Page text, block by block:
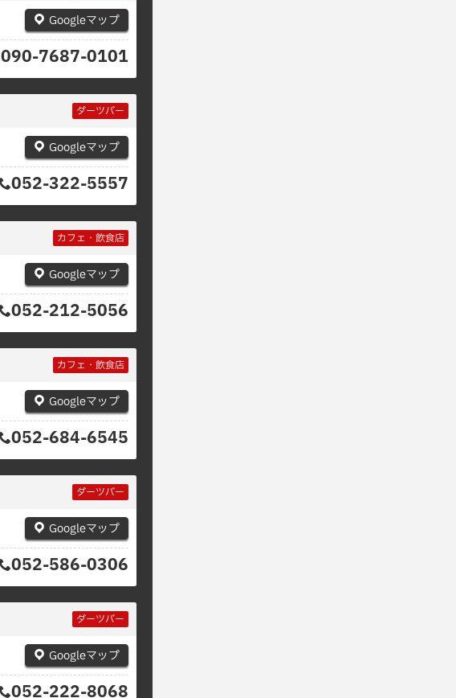
Googleマップ
090-7687-0101
ダーツバー
Googleマップ
052-322-5557
カフェ・飲食店
Googleマップ
052-212-5056
カフェ・飲食店
Googleマップ
052-684-6545
ダーツバー
Googleマップ
052-586-0306
ダーツバー
Googleマップ
052-222-8068